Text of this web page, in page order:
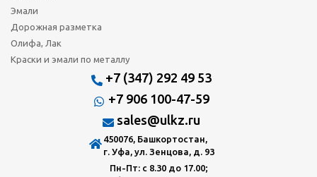
Эмали
Дорожная разметка
Олифа, Лак
Краски и эмали по металлу
+7 (347) 292 49 53
+7 906 100-47-59
sales@ulkz.ru
450076, Башкортостан,
г. Уфа, ул. Зенцова, д. 93
Пн-Пт: с 8.30 до 17.00;